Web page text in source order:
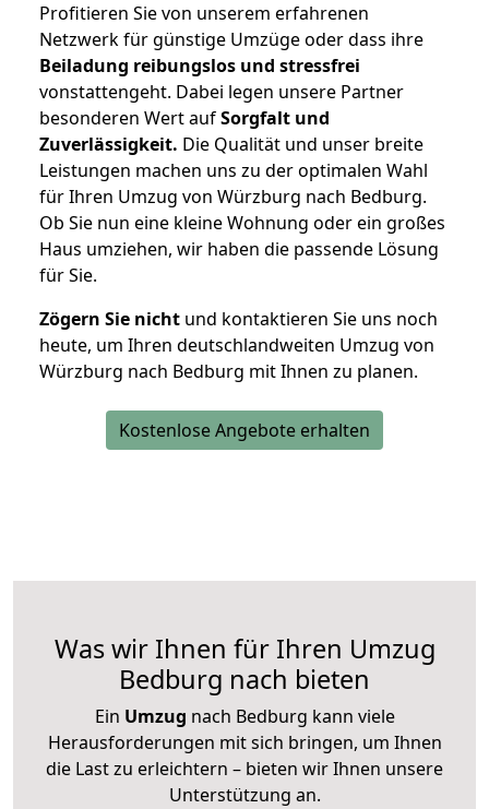
Profitieren Sie von unserem erfahrenen
Netzwerk für günstige Umzüge oder dass ihre
Beiladung reibungslos und stressfrei
vonstattengeht. Dabei legen unsere Partner
besonderen Wert aufSorgfalt und
Zuverlässigkeit. Die Qualität und unser breite
Leistungen machen uns zu der optimalen Wahl
für Ihren Umzug von Würzburg nach Bedburg.
Ob Sie nun eine kleine Wohnung oder ein großes
Haus umziehen, wir haben die passende Lösung
für Sie.
Zögern Sie nicht und kontaktieren Sie uns noch
heute, um Ihren deutschlandweiten Umzug von
Würzburg nach Bedburg mit Ihnen zu planen.
Kostenlose Angebote erhalten
Was wir Ihnen für Ihren Umzug
Bedburg nach bieten
Ein Umzug nach Bedburg kann viele
Herausforderungen mit sich bringen, um Ihnen
die Last zu erleichtern – bieten wir Ihnen unsere
Unterstützung an.